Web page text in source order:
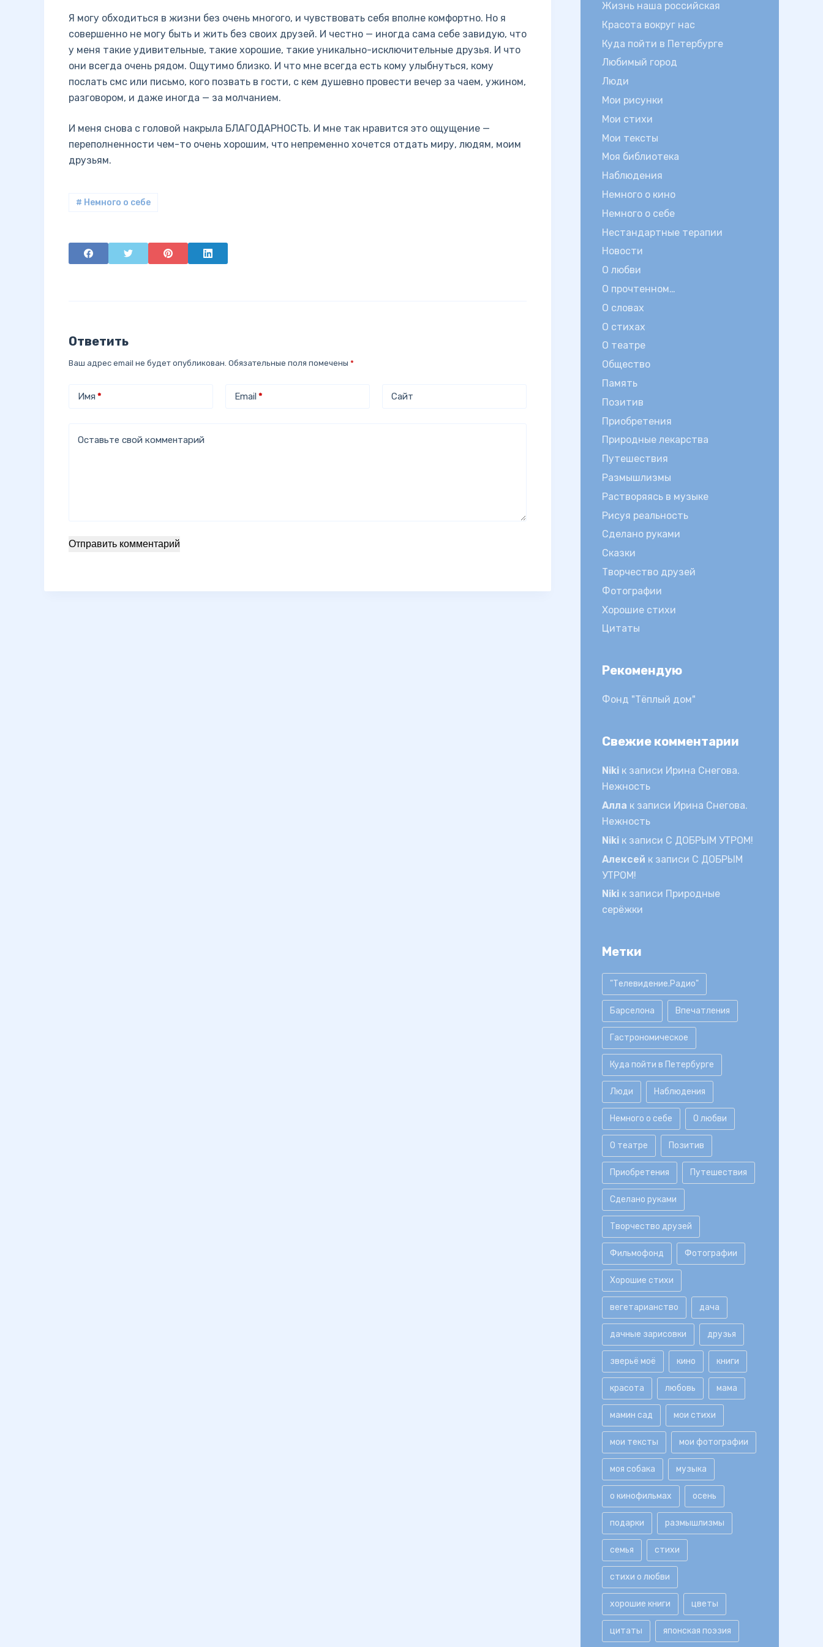
Я могу обходиться в жизни без очень многого, и чувствовать себя вполне комфортно. Но я
совершенно не могу быть и жить без своих друзей. И честно — иногда сама себе завидую, что
у меня такие удивительные, такие хорошие, такие уникально-исключительные друзья. И что
они всегда очень рядом. Ощутимо близко. И что мне всегда есть кому улыбнуться, кому
послать смс или письмо, кого позвать в гости, с кем душевно провести вечер за чаем, ужином,
разговором, и даже иногда — за молчанием.
И меня снова с головой накрыла БЛАГОДАРНОСТЬ. И мне так нравится это ощущение —
переполненности чем-то очень хорошим, что непременно хочется отдать миру, людям, моим
друзьям.
# Немного о себе
Ответить
Ваш адрес email не будет опубликован. Обязательные поля помечены *
Имя * Email * Сайт
Оставьте свой комментарий
Отправить комментарий
Жизнь наша российская
Красота вокруг нас
Куда пойти в Петербурге
Любимый город
Люди
Мои рисунки
Мои стихи
Мои тексты
Моя библиотека
Наблюдения
Немного о кино
Немного о себе
Нестандартные терапии
Новости
О любви
О прочтенном…
О словах
О стихах
О театре
Общество
Память
Позитив
Приобретения
Природные лекарства
Путешествия
Размышлизмы
Растворяясь в музыке
Рисуя реальность
Сделано руками
Сказки
Творчество друзей
Фотографии
Хорошие стихи
Цитаты
Рекомендую
Фонд "Тёплый дом"
Свежие комментарии
Niki к записи Ирина Снегова.
Нежность
Алла к записи Ирина Снегова.
Нежность
Niki к записи С ДОБРЫМ УТРОМ!
Алексей к записи С ДОБРЫМ
УТРОМ!
Niki к записи Природные
серёжки
Метки
"Телевидение.Радио"
Барселона Впечатления
Гастрономическое
Куда пойти в Петербурге
Люди Наблюдения
Немного о себе О любви
О театре Позитив
Приобретения Путешествия
Сделано руками
Творчество друзей
Фильмофонд Фотографии
Хорошие стихи
вегетарианство дача
дачные зарисовки друзья
зверьё моё кино книги
красота любовь мама
мамин сад мои стихи
мои тексты мои фотографии
моя собака музыка
о кинофильмах осень
подарки размышлизмы
семья стихи
стихи о любви
хорошие книги цветы
цитаты японская поэзия